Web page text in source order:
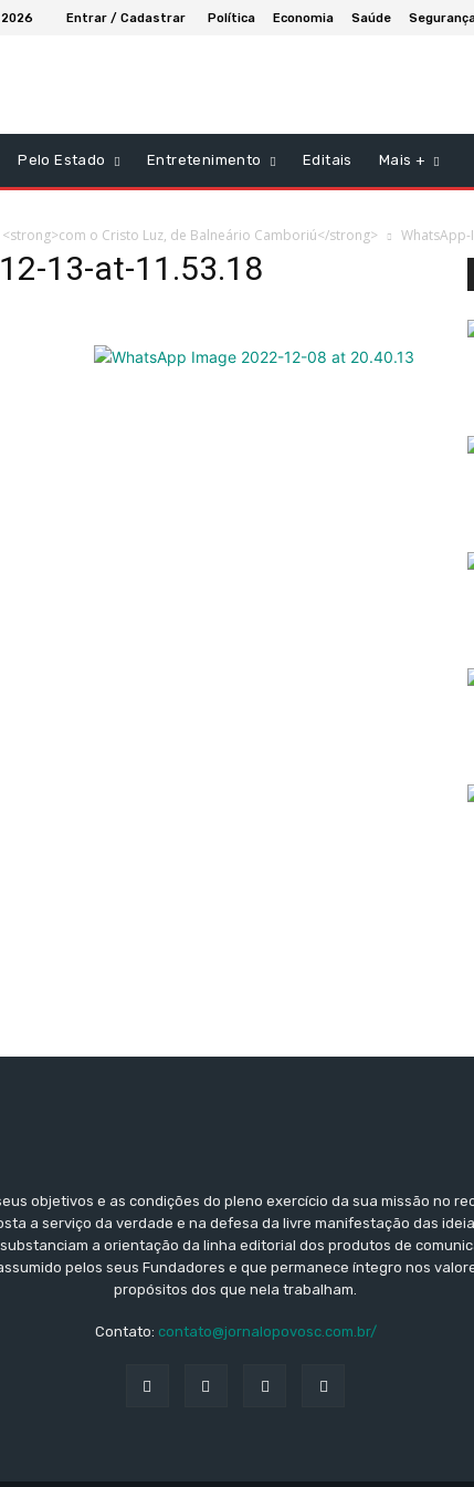
Entrar / Cadastrar Política Economia Saúde
Pelo Estado Entretenimento Editais Mais +
o Cristo Luz, de Balneário Camboriú</strong>
13-at-11.53.18
objetivos e as condições do pleno exercício da sua missão no
a serviço da verdade e na defesa da livre manifestação das
a orientação da linha editorial dos produtos de
pelos seus Fundadores e que permanece íntegro nos
propósitos dos que nela trabalham.
Contato: contato@jornalopovosc.com.br/